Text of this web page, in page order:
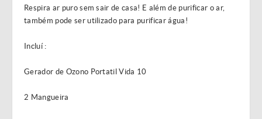
Respira ar puro sem sair de casa! E além de purificar o ar,
também pode ser utilizado para purificar água!
Incluí :
Gerador de Ozono Portatil Vida 10
2 Mangueira